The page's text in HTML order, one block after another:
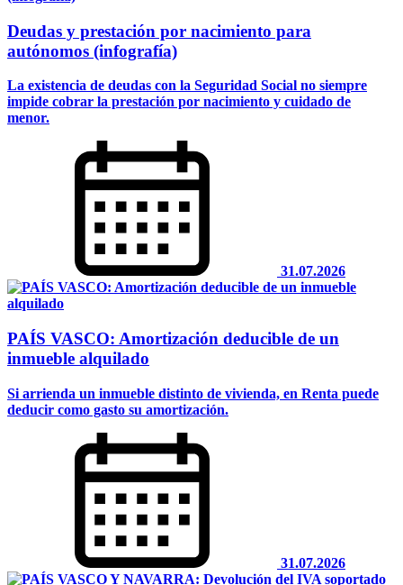
Deudas y prestación por nacimiento para
autónomos (infografía)
La existencia de deudas con la Seguridad Social no siempre
impide cobrar la prestación por nacimiento y cuidado de
menor.
31.07.2026
PAÍS VASCO: Amortización deducible de un
inmueble alquilado
Si arrienda un inmueble distinto de vivienda, en Renta puede
deducir como gasto su amortización.
31.07.2026